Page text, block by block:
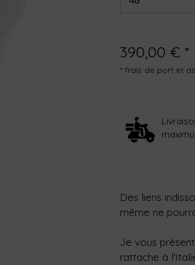
390,00 € *
* frais de port et
Des liens
même ne
Je vous
rattache à